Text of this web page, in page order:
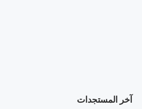
آخر المستجدات